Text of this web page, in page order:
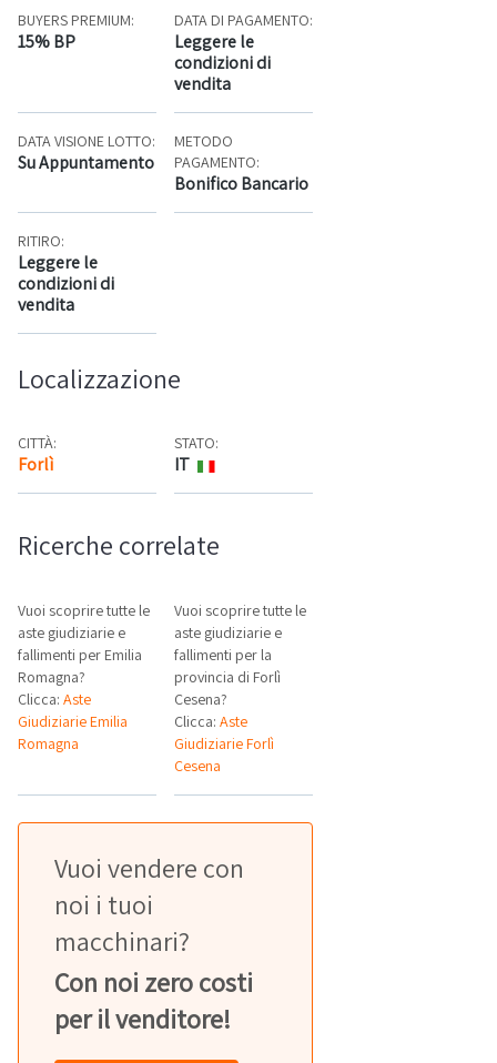
BUYERS PREMIUM:
15% BP
DATA DI PAGAMENTO:
Leggere le
condizioni di
vendita
DATA VISIONE LOTTO:
Su Appuntamento
METODO
PAGAMENTO:
Bonifico Bancario
RITIRO:
Leggere le
condizioni di
vendita
Localizzazione
CITTÀ:
Forlì Mappa
STATO:
IT
Ricerche correlate
Vuoi scoprire tutte le
aste giudiziarie e
fallimenti per Emilia
Romagna?
Clicca: Aste
Giudiziarie Emilia
Romagna
Vuoi scoprire tutte le
aste giudiziarie e
fallimenti per la
provincia di Forlì
Cesena?
Clicca:Aste
Giudiziarie Forlì
Cesena
Vuoi vendere con
noi i tuoi
macchinari?
Con noi zero costi
per il venditore!